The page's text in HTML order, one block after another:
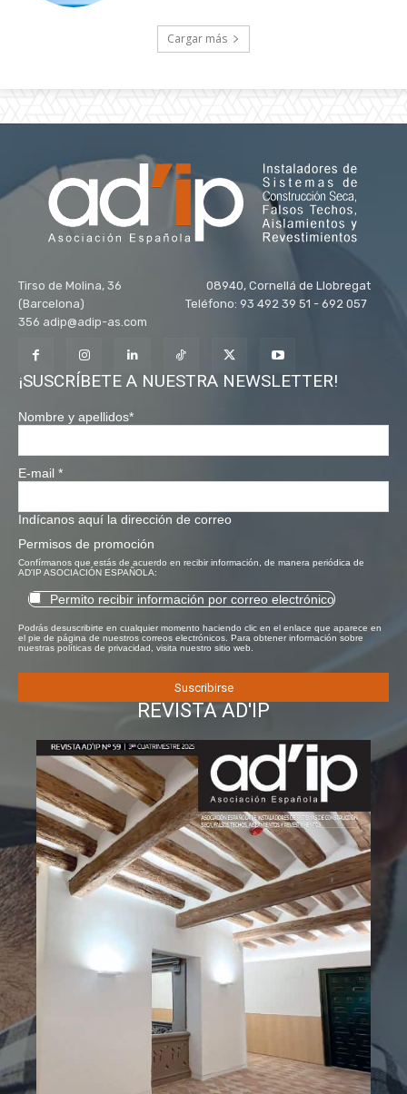
Cargar más
Tirso de Molina, 36 08940, Cornellá de Llobregat
(Barcelona) Teléfono: 93 492 39 51 - 692 057
356 adip@adip-as.com
¡SUSCRÍBETE A NUESTRA NEWSLETTER!
Nombre y apellidos*
E-mail *
Indícanos aquí la dirección de correo
Permisos de promoción
Confírmanos que estás de acuerdo en recibir información, de manera periódica de
AD'IP ASOCIACIÓN ESPAÑOLA:
Permito recibir información por correo electrónico
Podrás desuscribirte en cualquier momento haciendo clic en el enlace que aparece en
el pie de página de nuestros correos electrónicos. Para obtener información sobre
nuestras políticas de privacidad, visita nuestro sitio web.
REVISTA AD'IP